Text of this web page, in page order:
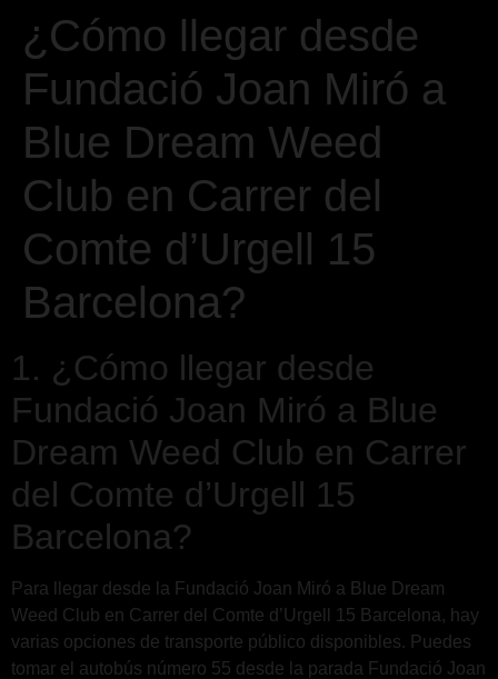
¿Cómo llegar desde
Fundació Joan Miró a
Blue Dream Weed
Club en Carrer del
Comte d’Urgell 15
Barcelona?
1. ¿Cómo llegar desde
Fundació Joan Miró a Blue
Dream Weed Club en Carrer
del Comte d’Urgell 15
Barcelona?
Para llegar desde la Fundació Joan Miró a Blue Dream
Weed Club en Carrer del Comte d’Urgell 15 Barcelona, hay
varias opciones de transporte público disponibles. Puedes
tomar el autobús número 55 desde la parada Fundació Joan